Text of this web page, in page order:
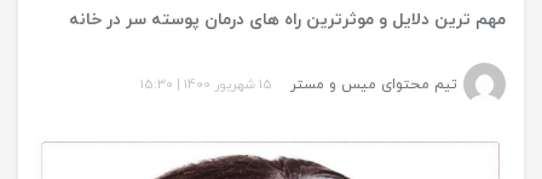
مهم ترین دلایل و موثرترین راه های درمان پوسته سر در خانه
تیم محتوای میس و مستر 15 شهریور 1400 |
15:30